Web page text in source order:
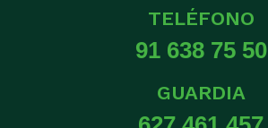
TELÉFONO
91 638 75 50
GUARDIA